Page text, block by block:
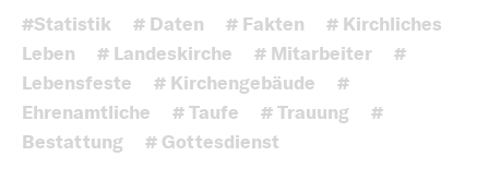
#Statistik # Daten # Fakten
# Kirchliches
Leben
# Landeskirche # Mitarbeiter
#
Lebensfeste
# Kirchengebäude
#
Ehrenamtliche
# Taufe # Trauung
#
Bestattung
# Gottesdienst